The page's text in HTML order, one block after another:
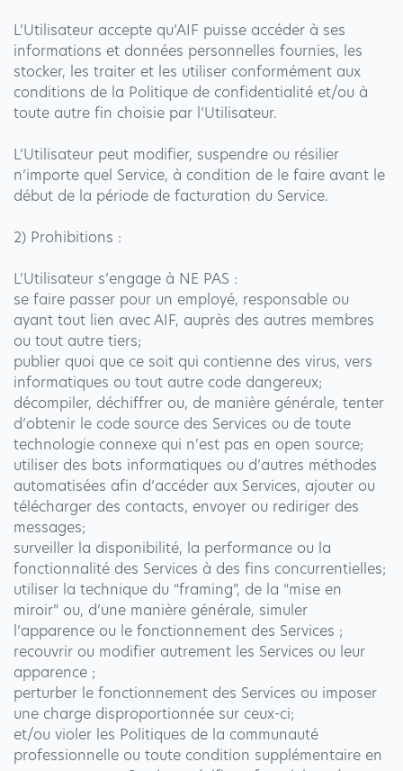
L’Utilisateur accepte qu’AIF puisse accéder à ses
informations et données personnelles fournies, les
stocker, les traiter et les utiliser conformément aux
conditions de la Politique de confidentialité et/ou à
toute autre fin choisie par l’Utilisateur.
L’Utilisateur peut modifier, suspendre ou résilier
n’importe quel Service, à condition de le faire avant le
début de la période de facturation du Service.
2) Prohibitions :
L’Utilisateur s’engage à NE PAS :
se faire passer pour un employé, responsable ou
ayant tout lien avec AIF, auprès des autres membres
ou tout autre tiers;
publier quoi que ce soit qui contienne des virus, vers
informatiques ou tout autre code dangereux;
décompiler, déchiffrer ou, de manière générale, tenter
d’obtenir le code source des Services ou de toute
technologie connexe qui n’est pas en open source;
utiliser des bots informatiques ou d’autres méthodes
automatisées afin d’accéder aux Services, ajouter ou
télécharger des contacts, envoyer ou rediriger des
messages;
surveiller la disponibilité, la performance ou la
fonctionnalité des Services à des fins concurrentielles;
utiliser la technique du “framing”, de la “mise en
miroir” ou, d’une manière générale, simuler
l’apparence ou le fonctionnement des Services ;
recouvrir ou modifier autrement les Services ou leur
apparence ;
perturber le fonctionnement des Services ou imposer
une charge disproportionnée sur ceux-ci;
et/ou violer les Politiques de la communauté
professionnelle ou toute condition supplémentaire en